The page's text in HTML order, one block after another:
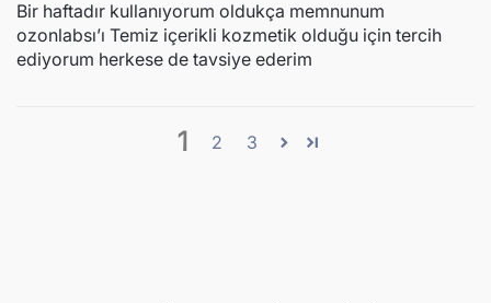
Bir haftadır kullanıyorum oldukça memnunum
ozonlabsı’ı Temiz içerikli kozmetik olduğu için tercih
ediyorum herkese de tavsiye ederim
1 2 3